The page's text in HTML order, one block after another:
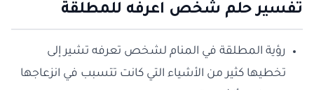
تفسير حلم شخص اعرفه للمطلقة
رؤية المطلقة في المنام لشخص تعرفه تشير إلى
تخطيها كثير من الأشياء التي كانت تتسبب في انزعاجها